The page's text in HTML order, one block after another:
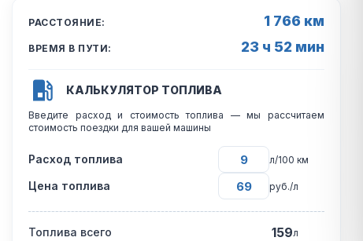
РАССТОЯНИЕ: 1 766 км
ВРЕМЯ В ПУТИ: 23 ч 52 мин
КАЛЬКУЛЯТОР ТОПЛИВА
Введите расход и стоимость топлива — мы рассчитаем
стоимость поездки для вашей машины
Расход топлива л/100 км
Цена топлива руб./л
Топлива всего 159л